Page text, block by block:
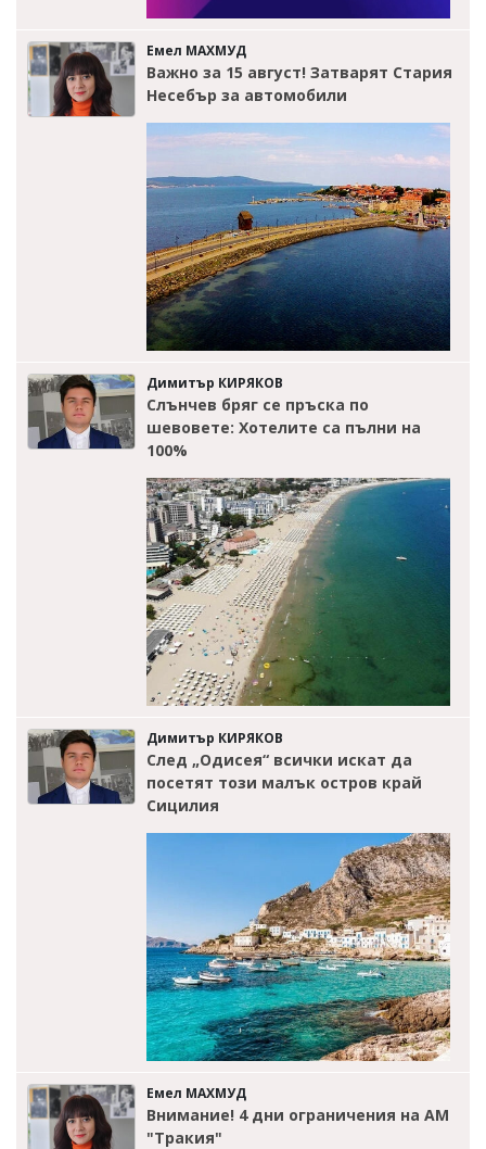
Емел МАХМУД
Важно за 15 август! Затварят Стария
Несебър за автомобили
Димитър КИРЯКОВ
Слънчев бряг се пръска по
шевовете: Хотелите са пълни на
100%
Димитър КИРЯКОВ
След „Одисея“ всички искат да
посетят този малък остров край
Сицилия
Емел МАХМУД
Внимание! 4 дни ограничения на АМ
"Тракия"